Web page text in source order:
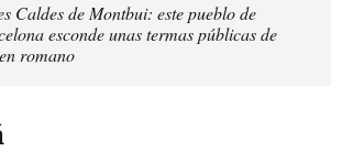
Caldes de Montbui: este pueblo de
esconde unas termas públicas de
romano